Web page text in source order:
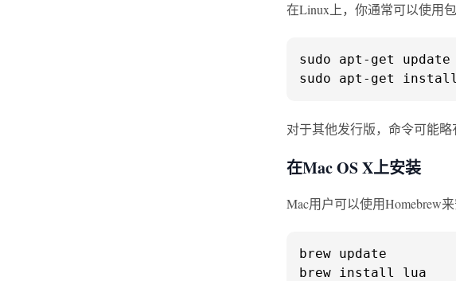
在Linux上，你通常可以使用
sudo apt-get update
sudo apt-get
对于其他发行版，命令可能略
在Mac OS X上安装
Mac用户可以使用Homebrew来
brew update
brew install lua